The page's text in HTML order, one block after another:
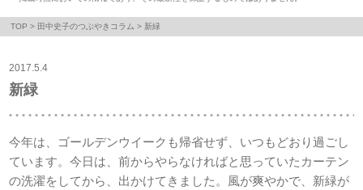
TOP > 田中史子のつぶやきコラム > 新緑
2017.5.4
新緑
今年は、ゴールデンウイークも帰省せず、いつもどおり過ごし
ています。今日は、前からやらなければと思っていたカーテン
の洗濯をしてから、出かけてきました。風が爽やかで、新緑が